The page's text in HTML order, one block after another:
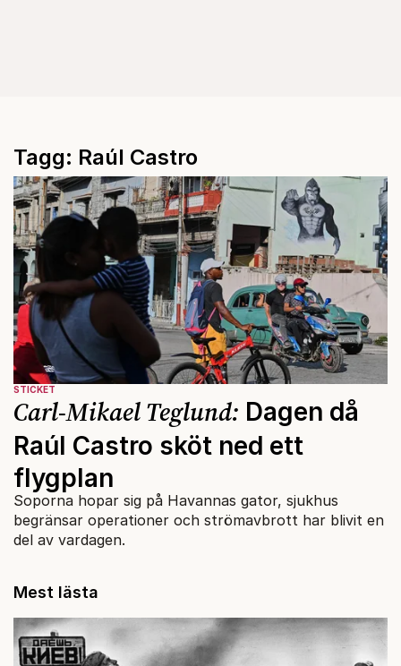
Tagg: Raúl Castro
STICKET
Carl-Mikael Teglund: Dagen då
Raúl Castro sköt ned ett
flygplan
Soporna hopar sig på Havannas gator, sjukhus
begränsar operationer och strömavbrott har blivit en
del av vardagen.
Mest lästa